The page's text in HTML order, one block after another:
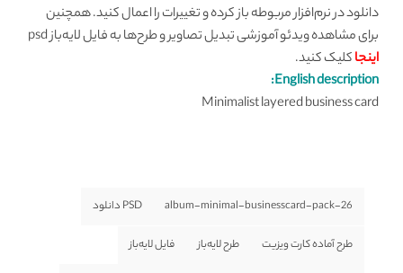
دانلود در نرم‌افزار مربوطه باز کرده و تغییرات را اعمال کنید. همچنین
برای مشاهده ویدئو آموزشی تبدیل تصاویر و طرح‌ها به فایل لایه‌باز psd
اینجاکلیک کنید.
English description:
Minimalist layered business card
album-minimal-businesscard-pack-26 PSD دانلود
طرح آماده کارت ویزیت طرح لایه‌باز فایل لایه‌باز